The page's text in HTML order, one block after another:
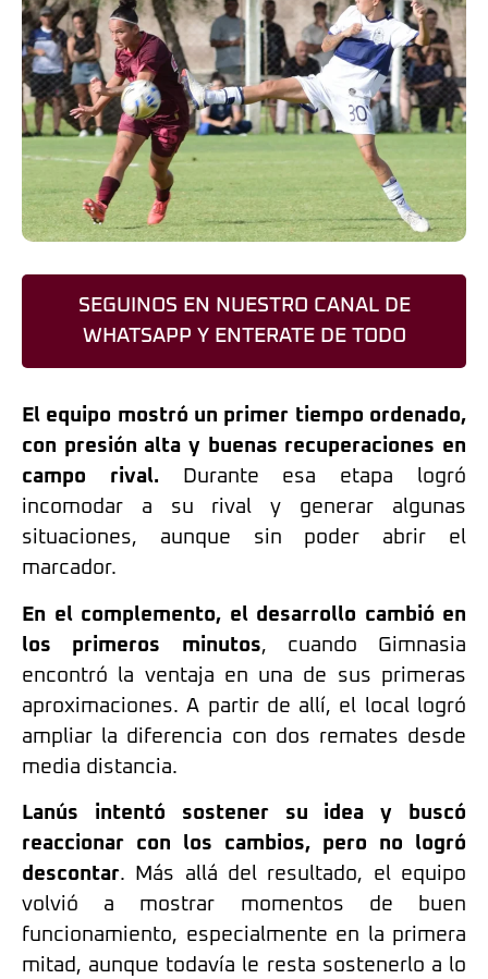
SEGUINOS EN NUESTRO CANAL DE
WHATSAPP Y ENTERATE DE TODO
El equipo mostró un primer tiempo ordenado,
con presión alta y buenas recuperaciones en
campo rival. Durante esa etapa logró
incomodar a su rival y generar algunas
situaciones, aunque sin poder abrir el
marcador.
En el complemento, el desarrollo cambió en
los primeros minutos, cuando Gimnasia
encontró la ventaja en una de sus primeras
aproximaciones. A partir de allí, el local logró
ampliar la diferencia con dos remates desde
media distancia.
Lanús intentó sostener su idea y buscó
reaccionar con los cambios, pero no logró
descontar. Más allá del resultado, el equipo
volvió a mostrar momentos de buen
funcionamiento, especialmente en la primera
mitad, aunque todavía le resta sostenerlo a lo